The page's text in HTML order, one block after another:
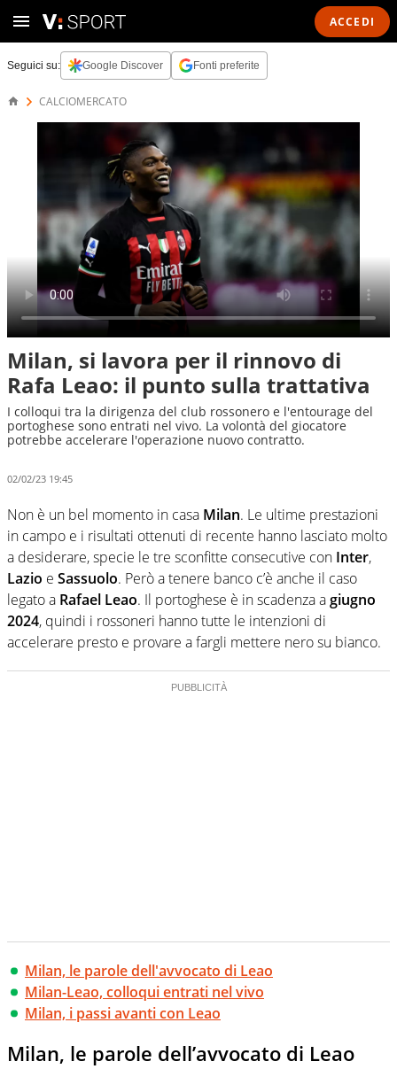
ACCEDI
Seguici su: Google Discover Fonti preferite
CALCIOMERCATO
Milan, si lavora per il rinnovo di
Rafa Leao: il punto sulla trattativa
I colloqui tra la dirigenza del club rossonero e l'entourage del
portoghese sono entrati nel vivo. La volontà del giocatore
potrebbe accelerare l'operazione nuovo contratto.
02/02/23 19:45
Non è un bel momento in casa Milan. Le ultime prestazioni
in campo e i risultati ottenuti di recente hanno lasciato molto
a desiderare, specie le tre sconfitte consecutive con Inter,
Lazio e Sassuolo. Però a tenere banco c’è anche il caso
legato a Rafael Leao. Il portoghese è in scadenza agiugno
2024, quindi i rossoneri hanno tutte le intenzioni di
accelerare presto e provare a fargli mettere nero su bianco.
Milan, le parole dell'avvocato di Leao
Milan-Leao, colloqui entrati nel vivo
Milan, i passi avanti con Leao
Milan, le parole dell’avvocato di Leao